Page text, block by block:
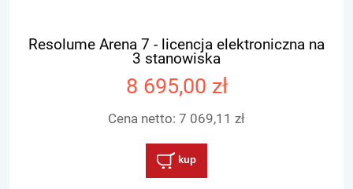
Resolume Arena 7 - licencja elektroniczna na
3 stanowiska
8 695,00 zł
Cena netto: 7 069,11 zł
kup